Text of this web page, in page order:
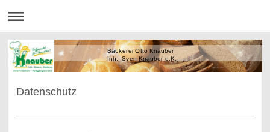
Bäckerei Otto Knauber
Inh.: Sven Knauber e.K.
Datenschutz